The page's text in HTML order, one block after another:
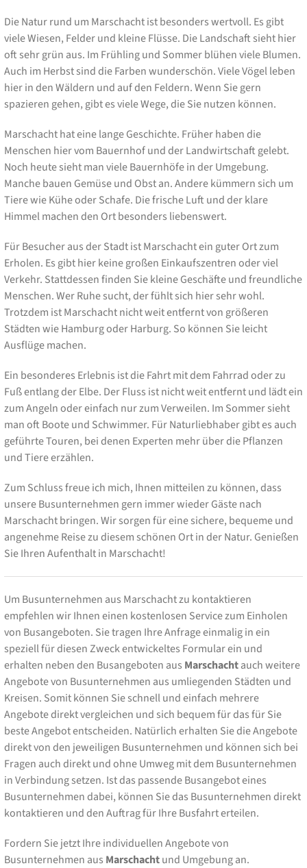
Die Natur rund um Marschacht ist besonders wertvoll. Es gibt
viele Wiesen, Felder und kleine Flüsse. Die Landschaft sieht hier
oft sehr grün aus. Im Frühling und Sommer blühen viele Blumen.
Auch im Herbst sind die Farben wunderschön. Viele Vögel leben
hier in den Wäldern und auf den Feldern. Wenn Sie gern
spazieren gehen, gibt es viele Wege, die Sie nutzen können.
Marschacht hat eine lange Geschichte. Früher haben die
Menschen hier vom Bauernhof und der Landwirtschaft gelebt.
Noch heute sieht man viele Bauernhöfe in der Umgebung.
Manche bauen Gemüse und Obst an. Andere kümmern sich um
Tiere wie Kühe oder Schafe. Die frische Luft und der klare
Himmel machen den Ort besonders liebenswert.
Für Besucher aus der Stadt ist Marschacht ein guter Ort zum
Erholen. Es gibt hier keine großen Einkaufszentren oder viel
Verkehr. Stattdessen finden Sie kleine Geschäfte und freundliche
Menschen. Wer Ruhe sucht, der fühlt sich hier sehr wohl.
Trotzdem ist Marschacht nicht weit entfernt von größeren
Städten wie Hamburg oder Harburg. So können Sie leicht
Ausflüge machen.
Ein besonderes Erlebnis ist die Fahrt mit dem Fahrrad oder zu
Fuß entlang der Elbe. Der Fluss ist nicht weit entfernt und lädt ein
zum Angeln oder einfach nur zum Verweilen. Im Sommer sieht
man oft Boote und Schwimmer. Für Naturliebhaber gibt es auch
geführte Touren, bei denen Experten mehr über die Pflanzen
und Tiere erzählen.
Zum Schluss freue ich mich, Ihnen mitteilen zu können, dass
unsere Busunternehmen gern immer wieder Gäste nach
Marschacht bringen. Wir sorgen für eine sichere, bequeme und
angenehme Reise zu diesem schönen Ort in der Natur. Genießen
Sie Ihren Aufenthalt in Marschacht!
Um Busunternehmen aus Marschacht zu kontaktieren
empfehlen wir Ihnen einen kostenlosen Service zum Einholen
von Busangeboten. Sie tragen Ihre Anfrage einmalig in ein
speziell für diesen Zweck entwickeltes Formular ein und
erhalten neben den Busangeboten aus Marschachtauch weitere
Angebote von Busunternehmen aus umliegenden Städten und
Kreisen. Somit können Sie schnell und einfach mehrere
Angebote direkt vergleichen und sich bequem für das für Sie
beste Angebot entscheiden. Natürlich erhalten Sie die Angebote
direkt von den jeweiligen Busunternehmen und können sich bei
Fragen auch direkt und ohne Umweg mit dem Busunternehmen
in Verbindung setzen. Ist das passende Busangebot eines
Busunternehmen dabei, können Sie das Busunternehmen direkt
kontaktieren und den Auftrag für Ihre Busfahrt erteilen.
Fordern Sie jetzt Ihre individuellen Angebote von
Busunternehmen aus Marschachtund Umgebung an.